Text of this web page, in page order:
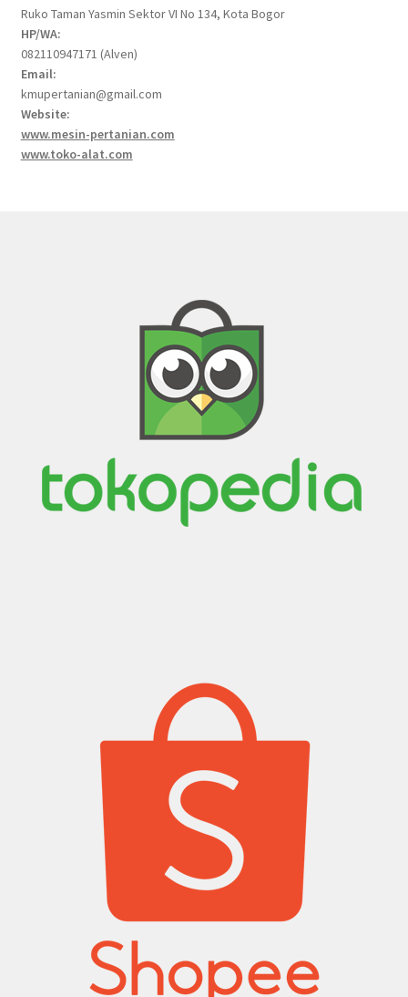
Ruko Taman Yasmin Sektor VI No 134, Kota Bogor
HP/WA:
082110947171 (Alven)
Email:
kmupertanian@gmail.com
Website:
www.mesin-pertanian.com
www.toko-alat.com